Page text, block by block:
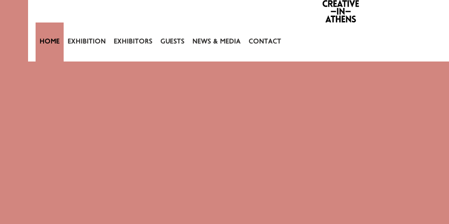
HOME EXHIBITION EXHIBITORS GUESTS NEWS & MEDIA CONTACT